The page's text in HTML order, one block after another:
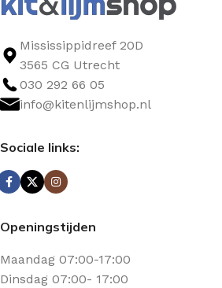
Mississippidreef 20D
3565 CG Utrecht
030 292 66 05
info@kitenlijmshop.nl
Sociale links:
Openingstijden
Maandag 07:00-17:00
Dinsdag 07:00- 17:00